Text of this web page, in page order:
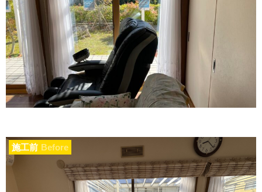
施工前 Before